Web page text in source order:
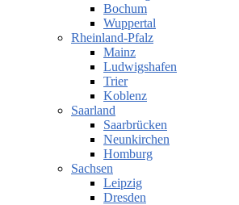
Bochum
Wuppertal
Rheinland-Pfalz
Mainz
Ludwigshafen
Trier
Koblenz
Saarland
Saarbrücken
Neunkirchen
Homburg
Sachsen
Leipzig
Dresden